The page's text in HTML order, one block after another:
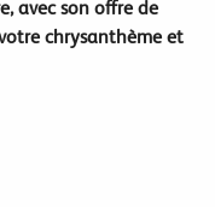
avec son offre de
chrysanthème et